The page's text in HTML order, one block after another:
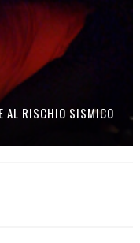
AL RISCHIO SISMICO